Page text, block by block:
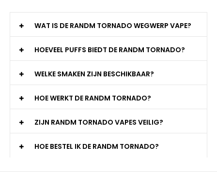
WAT IS DE RANDM TORNADO WEGWERP VAPE?
HOEVEEL PUFFS BIEDT DE RANDM TORNADO?
WELKE SMAKEN ZIJN BESCHIKBAAR?
HOE WERKT DE RANDM TORNADO?
ZIJN RANDM TORNADO VAPES VEILIG?
HOE BESTEL IK DE RANDM TORNADO?